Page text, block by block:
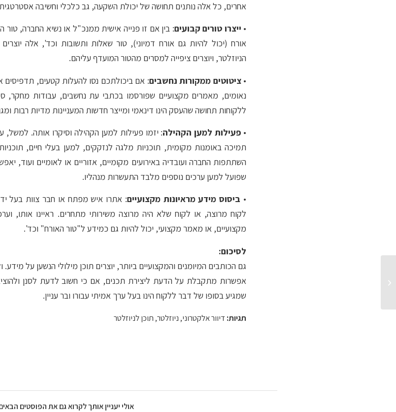
אחרים, כל אלה נותנים תחושה של יכולת השקעה, גב כלכלי וחשיבה
• ייצרו טורים קבועים: בין אם זו פנייה אישית ממנכ"ל או נשיא החברה,
אורח (יכול להיות גם אורח דמיוני), טור שאלות ותשובות וכד', אלה
הניוזלטר, ויוצרים ציפייה למסרים מהטור המועדף עליהם.
•ציטוטים ממקורות נחשבים: אם ביכולתכם נסו להעלות קטעים, תדפיסים
נאומים, מאמרים מקצועיים שפורסמו בכתבי עת נחשבים, עבודות מחקר,
ללקוחות תחושה שהעסק הינו דינאמי ומייצר חדשות המעניינות מדיות רבות
• פעילות למען הקהילה: יזמו פעילות למען הקהילה וסיקרו אותה. למשל,
תמיכה באומנות מקומית, תוכניות מלגה לנזקקים, למען בעלי חיים,
השתתפות החברה ועובדיה באירועים מקומיים, אזוריים או לאומיים ועוד,
שפועל למען ערכים נוספים מלבד התעשרות מנהליו.
• ביסוס מידע מראיונות מקצועיים: אתרו איש מפתח או חבר צוות בעל
לקוח מרוצה, או לקוח שלא היה מרוצה משירותי מתחרים. ראיינו אותו,
מקצועיים, או מאמר מקצועי, יכול להיות גם כמידע ל"טור האורח" וכד'.
לסיכום:
גם הכותבים המיומנים והמקצועיים ביותר, יוצרים תוכן מילולי הנשען על
אפשרות מתקבלת על הדעת ליצירת תכנים, אם כי חשוב לדעת לסנן
שמגיע בסופו של דבר ללקוח הינו בעל ערך אמיתי עבורו ובר עניין.
תגיות: דיוור אלקטרוני, ניוזלטר, תוכן לניוזלטר
אולי יעניין אותך לקרוא גם את הפוסטים